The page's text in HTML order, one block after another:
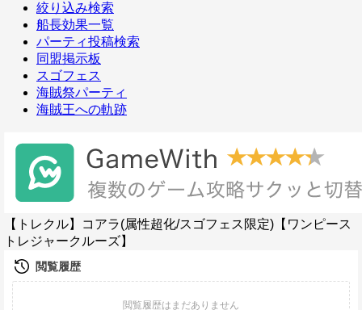
絞り込み検索
船長効果一覧
パーティ投稿検索
同盟掲示板
スゴフェス
海賊祭パーティ
海賊王への軌跡
【トレクル】コアラ(属性超化/スゴフェス限定)【ワンピース
トレジャークルーズ】